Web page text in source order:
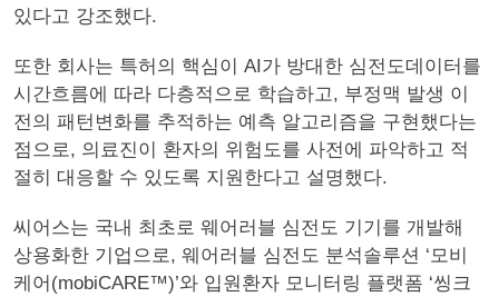
있다고 강조했다.
또한 회사는 특허의 핵심이 AI가 방대한 심전도데이터를
시간흐름에 따라 다층적으로 학습하고, 부정맥 발생 이
전의 패턴변화를 추적하는 예측 알고리즘을 구현했다는
점으로, 의료진이 환자의 위험도를 사전에 파악하고 적
절히 대응할 수 있도록 지원한다고 설명했다.
씨어스는 국내 최초로 웨어러블 심전도 기기를 개발해
상용화한 기업으로, 웨어러블 심전도 분석솔루션 ‘모비
케어(mobiCARE™)’와 입원환자 모니터링 플랫폼 ‘씽크